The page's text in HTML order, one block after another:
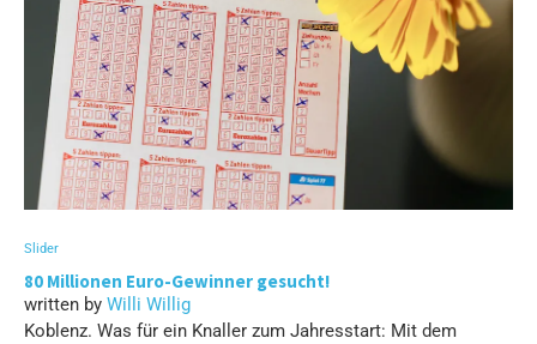
Slider
80 Millionen Euro-Gewinner gesucht!
written by Willi Willig
Koblenz. Was für ein Knaller zum Jahresstart: Mit dem